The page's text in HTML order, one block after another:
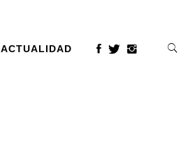
ACTUALIDAD